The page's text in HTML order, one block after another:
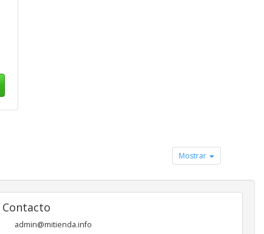
Mostrar
Contacto
admin@mitienda.info